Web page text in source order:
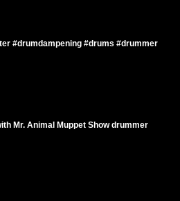
#drumdampening #drums #drummer
Mr. Animal Muppet Show drummer